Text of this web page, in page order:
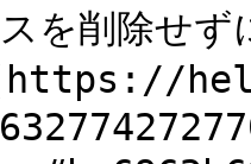
を削除せ
](https://